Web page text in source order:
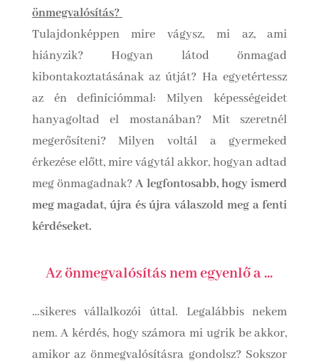
önmegvalósítás?
Tulajdonképpen mire vágysz, mi az, ami
hiányzik? Hogyan látod önmagad
kibontakoztatásának az útját? Ha egyetértessz
az én definíciómmal: Milyen képességeidet
hanyagoltad el mostanában? Mit szeretnél
megerősíteni? Milyen voltál a gyermeked
érkezése előtt, mire vágytál akkor, hogyan adtad
meg önmagadnak?A legfontosabb, hogy ismerd
meg magadat, újra és újra válaszold meg a fenti
kérdéseket.
Az önmegvalósítás nem egyenlő a ...
…sikeres vállalkozói úttal. Legalábbis nekem
nem. A kérdés, hogy számora mi ugrik be akkor,
amikor az önmegvalósításra gondolsz? Sokszor